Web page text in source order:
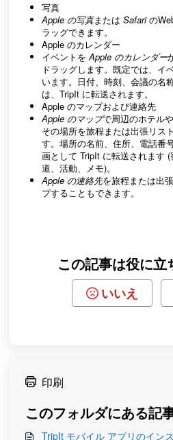
写真
Apple の写真または Safariの
ラッグできます。
Apple のカレンダー
イベントをApple のカレンダー
ドラッグします。既定では、イ
います。日付、時刻、会議の名
は、TripIt に転送されます。
Apple のマップおよび連絡先
Apple のマップで周辺のホテル
その場所を旅程または出張リス
す。場所の名前、住所、電話番
画として TripIt に転送されます
道、活動、メモ)。
Apple の連絡先を旅程または出
プすることもできます。
この記事は役に立
いいえ
印刷
このフォルダにある記
TripIt モバイル アプリのイン